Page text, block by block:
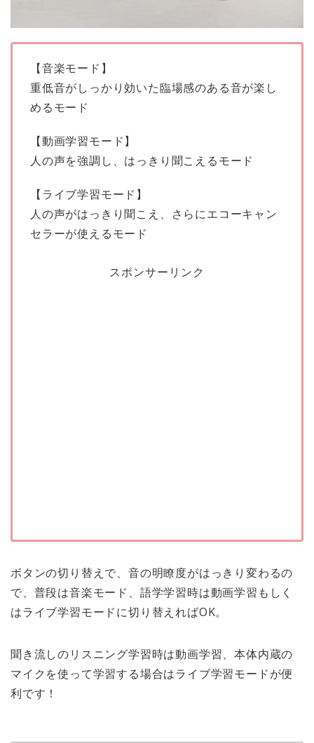
【音楽モード】
重低音がしっかり効いた臨場感のある音が楽し
めるモード
【動画学習モード】
人の声を強調し、はっきり聞こえるモード
【ライブ学習モード】
人の声がはっきり聞こえ、さらにエコーキャン
セラーが使えるモード
スポンサーリンク
ボタンの切り替えで、音の明瞭度がはっきり変わるの
で、普段は音楽モード、語学学習時は動画学習もしく
はライブ学習モードに切り替えればOK。
聞き流しのリスニング学習時は動画学習、本体内蔵の
マイクを使って学習する場合はライブ学習モードが便
利です！